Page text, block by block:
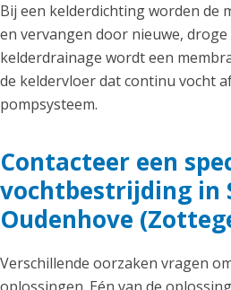
Bij een kelderdichting worden de
en vervangen door nieuwe, droge
kelderdrainage wordt een
de keldervloer dat continu vocht
pompsysteem.
Contacteer een
vochtbestrijding in
Oudenhove
Verschillende oorzaken vragen